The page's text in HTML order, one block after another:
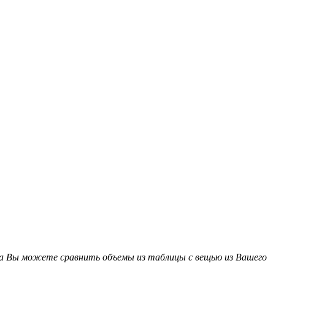
Вы можете сравнить объемы из таблицы с вещью из Вашего